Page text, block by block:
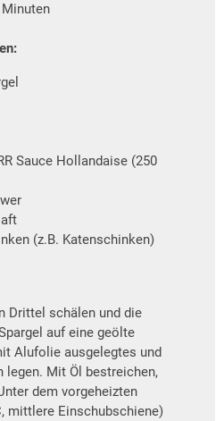
Sauce Hollandaise (250
(z.B. Katenschinken)
Drittel schälen und die
auf eine geölte
Alufolie ausgelegtes und
legen. Mit Öl bestreichen,
dem vorgeheizten
mittlere Einschubschiene)